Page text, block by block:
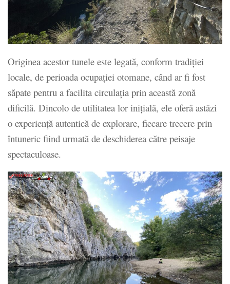
Originea acestor tunele este legată, conform tradiției
locale, de perioada ocupației otomane, când ar fi fost
săpate pentru a facilita circulația prin această zonă
dificilă. Dincolo de utilitatea lor inițială, ele oferă astăzi
o experiență autentică de explorare, fiecare trecere prin
întuneric fiind urmată de deschiderea către peisaje
spectaculoase.